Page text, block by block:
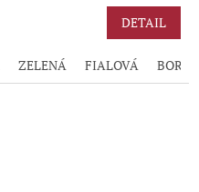
DETAIL
ZELENÁ FIALOVÁ